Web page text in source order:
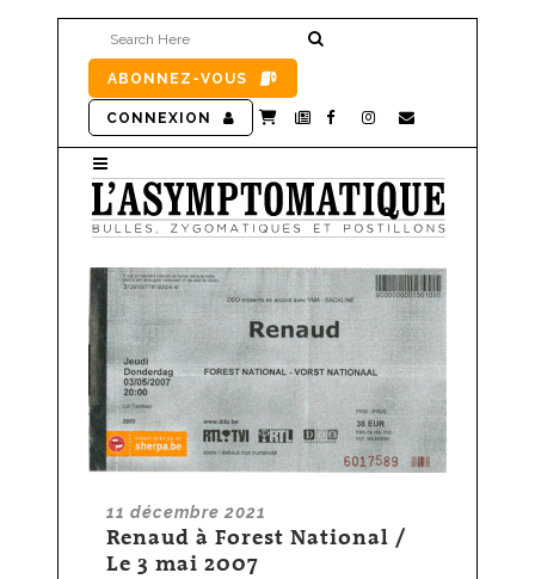
ABONNEZ-VOUS
CONNEXION
11 décembre 2021
Renaud à Forest National /
Le 3 mai 2007